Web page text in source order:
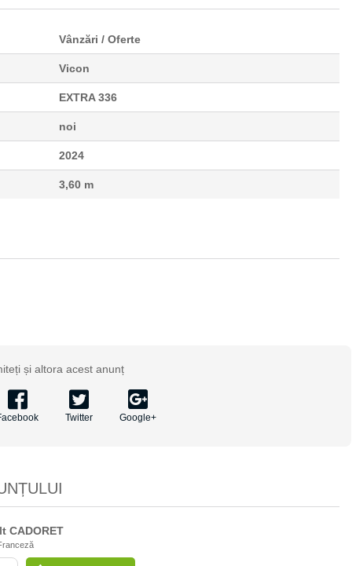
Vânzări / Oferte
Vicon
EXTRA 336
noi
2024
3,60 m
și altora acest anunț
Twitter Google+
CADORET